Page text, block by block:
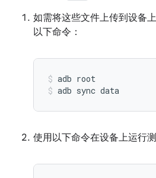
如需将这些文件上传到设备
以下命令：
adb root
adb sync data
使用以下命令在设备上运行